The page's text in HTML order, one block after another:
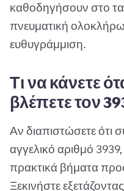
καθοδηγήσουν στο
πνευματική
ευθυγράμμιση.
Τι να κάνετε
βλέπετε τον
Αν διαπιστώσετε ότι
αγγελικό αριθμό 3939,
πρακτικά βήματα
Ξεκινήστε